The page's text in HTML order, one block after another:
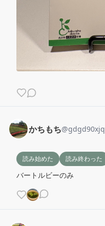
かちもち@gdgd90xjq
読み始めた 読み終わった
バートルビーのみ